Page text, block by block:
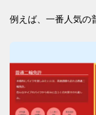
例えば、一番人気の